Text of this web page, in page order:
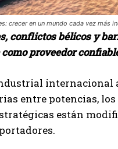
crecer en un mundo cada vez más
conflictos bélicos y
proveedor
internacional
entre potencias,
están